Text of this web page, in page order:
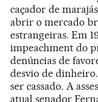
caçador de
abrir o mercado
estrangeiras. Em
impeachment do
denúncias de
desvio de
ser cassado. A
atual senador